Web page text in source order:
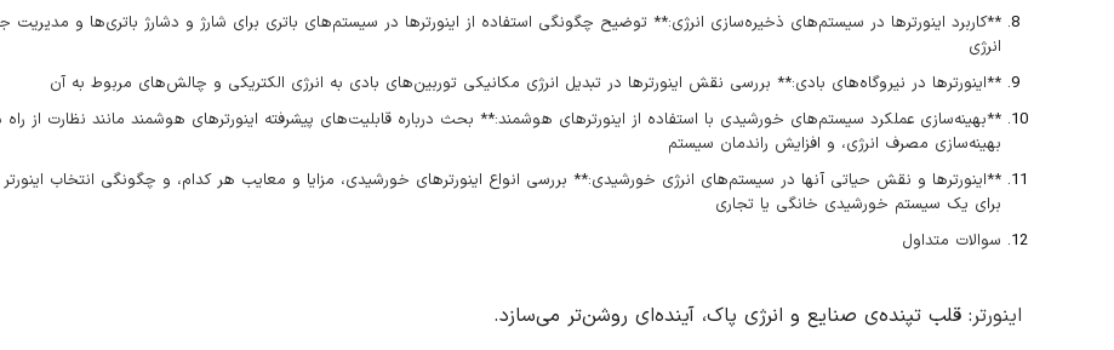
**کاربرد اینورترها در سیستم‌های ذخیره‌سازی انرژی:** توضیح چگونگی استفاده از اینورترها در سیستم‌های باتری برای شارژ و دشارژ باتری‌ها و مدیریت
انرژی
**اینورترها در نیروگاه‌های بادی:** بررسی نقش اینورترها در تبدیل انرژی مکانیکی توربین‌های بادی به انرژی الکتریکی و چالش‌های مربوط به آن
**بهینه‌سازی عملکرد سیستم‌های خورشیدی با استفاده از اینورترهای هوشمند:** بحث درباره قابلیت‌های پیشرفته اینورترهای هوشمند مانند نظارت از راه
بهینه‌سازی مصرف انرژی، و افزایش راندمان سیستم
**اینورترها و نقش حیاتی آنها در سیستم‌های انرژی خورشیدی:** بررسی انواع اینورترهای خورشیدی، مزایا و معایب هر کدام، و چگونگی انتخاب
برای یک سیستم خورشیدی خانگی یا تجاری
سوالات متداول
اینورتر: قلب تپنده‌ی صنایع و انرژی پاک، آینده‌ای روشن‌تر می‌سازد.